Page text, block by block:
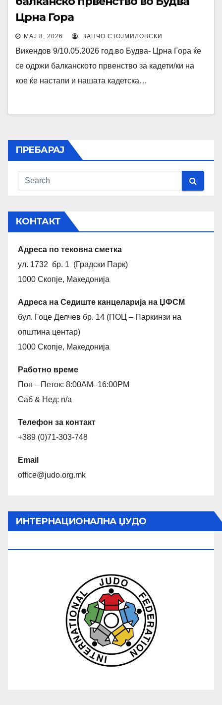
Црна Гора
МАЈ 8, 2026 ВАНЧО СТОЈМИЛОВСКИ
Викендов 9/10.05.2026 год.во Будва- Црна Гора ќе
се одржи балканското првенство за кадети/ки на
кое ќе настапи и нашата кадетска…
ПРЕБАРАЈ
КОНТАКТ
Адреса по тековна сметка
ул. 1732 бр. 1 (Градски Парк)
1000 Скопје, Македонија
Адреса на Седиште канцеларија на ЏФСМ
бул. Гоце Делчев бр. 14 (ПОЦ – Паркинзи на
општина центар)
1000 Скопје, Македонија
Работно време
Пон—Петок: 8:00AM–16:00PM
Саб & Нед: n/a
Телефон за контакт
+389 (0)71-303-748
Email
office@judo.org.mk
ИНТЕРНАЦИОНАЛНА ЏУДО